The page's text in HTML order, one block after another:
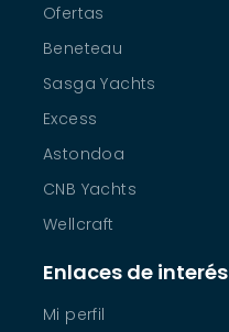
Ofertas
Beneteau
Sasga Yachts
Excess
Astondoa
CNB Yachts
Wellcraft
Enlaces de interés
Mi perfil